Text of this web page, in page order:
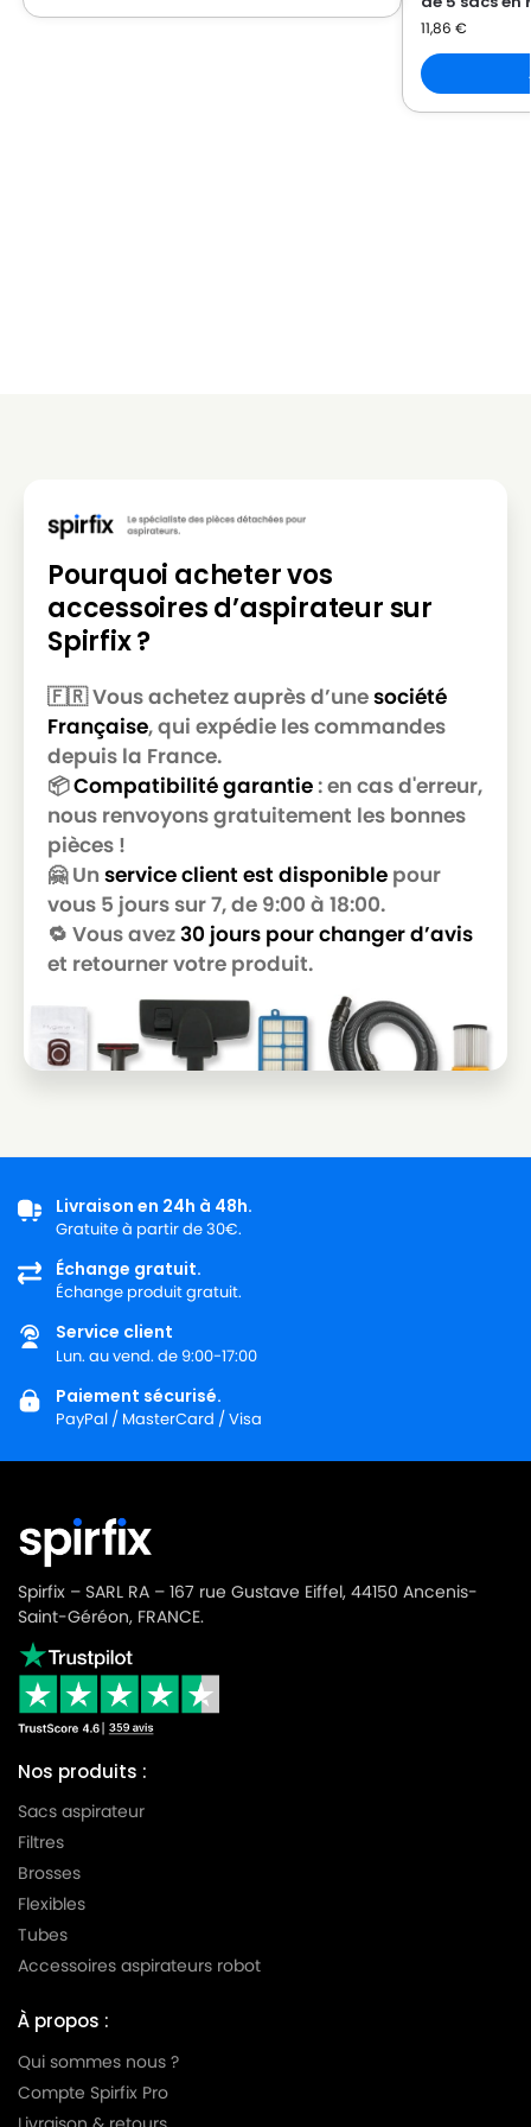
BESTRON
BESTRON DVC 1500 (Série)
BESTRON
BESTRON DYL 1500
BESTRON
BESTRON
BESTRON VCH 3602
BESTRON
BESTRON VCH 3608 E
BESTRON
BESTRON VCH 4806 E
11,86 €
Pourquoi acheter vos
accessoires d’aspirateur sur
Spirfix ?
🇫🇷 Vous achetez auprès d’unesociété
Française, qui expédie les commandes
depuis la France.
📦Compatibilité garantie: en cas d'erreur,
nous renvoyons gratuitement les bonnes
pièces !
🤗 Un service client est disponible pour
vous 5 jours sur 7, de 9:00 à 18:00.
🔁 Vous avez30 jours pour changer d’avis
et retourner votre produit.
Livraison en 24h à 48h.
Gratuite à partir de 30€.
Échange gratuit.
Échange produit gratuit.
Service client
Lun. au vend. de 9:00-17:00
Paiement sécurisé.
PayPal / MasterCard / Visa
Spirfix – SARL RA – 167 rue Gustave Eiffel, 44150 Ancenis-
Saint-Géréon, FRANCE.
Nos produits :
Sacs aspirateur
Filtres
Brosses
Flexibles
Tubes
Accessoires aspirateurs robot
À propos :
Qui sommes nous ?
Compte Spirfix Pro